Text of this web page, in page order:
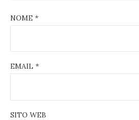
NOME *
EMAIL *
SITO WEB